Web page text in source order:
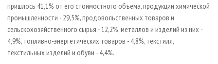
пришлось 41,1% от его стоимостного объема, продукции химической
промышленности - 29,5%, продовольственных товаров и
сельскохозяйственного сырья - 12,2%, металлов и изделий из них -
4,9%, топливно-энергетических товаров - 4,8%, текстиля,
текстильных изделий и обуви - 4,4%.